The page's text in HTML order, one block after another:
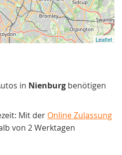
Leaflet
in Nienburg benötigen
Mit der Online Zulassung
von 2 Werktagen